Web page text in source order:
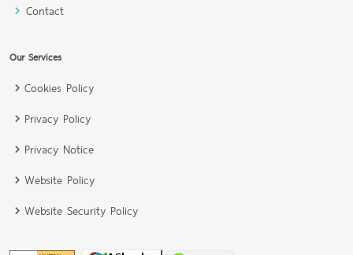
Contact
Our Services
Cookies Policy
Privacy Policy
Privacy Notice
Website Policy
Website Security Policy